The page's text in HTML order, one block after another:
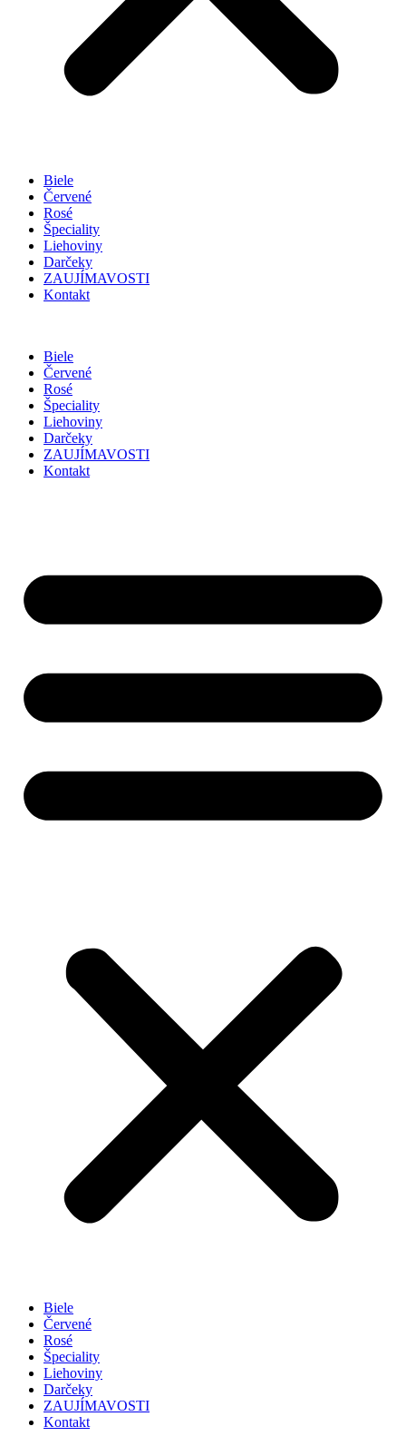
Biele
Červené
Rosé
Špeciality
Liehoviny
Darčeky
ZAUJÍMAVOSTI
Kontakt
Biele
Červené
Rosé
Špeciality
Liehoviny
Darčeky
ZAUJÍMAVOSTI
Kontakt
Biele
Červené
Rosé
Špeciality
Liehoviny
Darčeky
ZAUJÍMAVOSTI
Kontakt